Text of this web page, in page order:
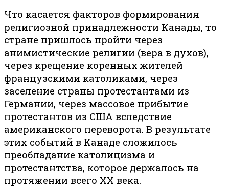
Что касается факторов формирования
религиозной принадлежности Канады, то
стране пришлось пройти через
анимистические религии (вера в духов),
через крещение коренных жителей
французскими католиками, через
заселение страны протестантами из
Германии, через массовое прибытие
протестантов из США вследствие
американского переворота. В результате
этих событий в Канаде сложилось
преобладание католицизма и
протестантства, которое держалось на
протяжении всего XX века.